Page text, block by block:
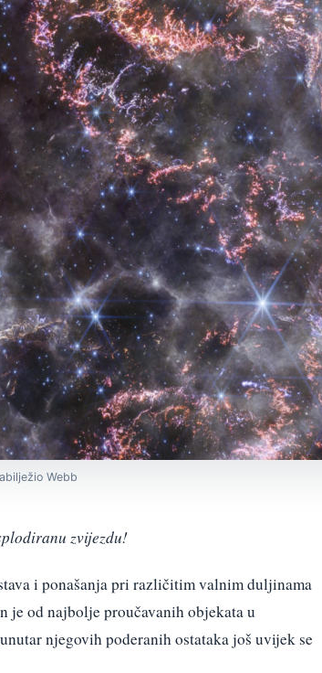
Webb
zvijezdu!
i ponašanja pri različitim valnim duljinama
je od najbolje proučavanih objekata u
njegovih poderanih ostataka još uvijek se